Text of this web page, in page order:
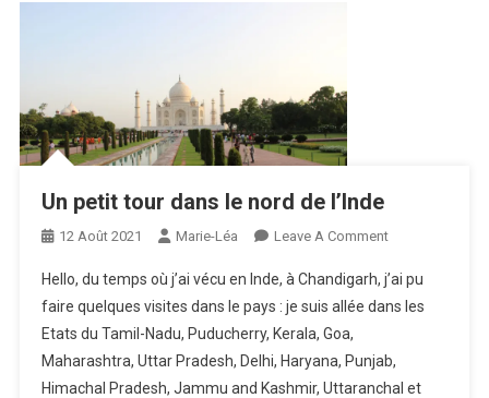
Un petit tour dans le nord de l’Inde
12 Août 2021 Marie-Léa Leave A CommentOn
Petit
Tour
Le
Nord
Hello, du temps où j’ai vécu en Inde, à Chandigarh, j’ai pu
faire quelques visites dans le pays : je suis allée dans les
Etats du Tamil-Nadu, Puducherry, Kerala, Goa,
Maharashtra, Uttar Pradesh, Delhi, Haryana, Punjab,
Himachal Pradesh, Jammu and Kashmir, Uttaranchal et